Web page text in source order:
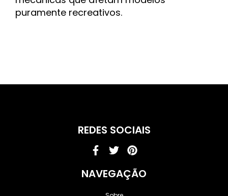
puramente recreativos.
REDES SOCIAIS
Facebook-
f
TwitterPinterest
NAVEGAÇÃO